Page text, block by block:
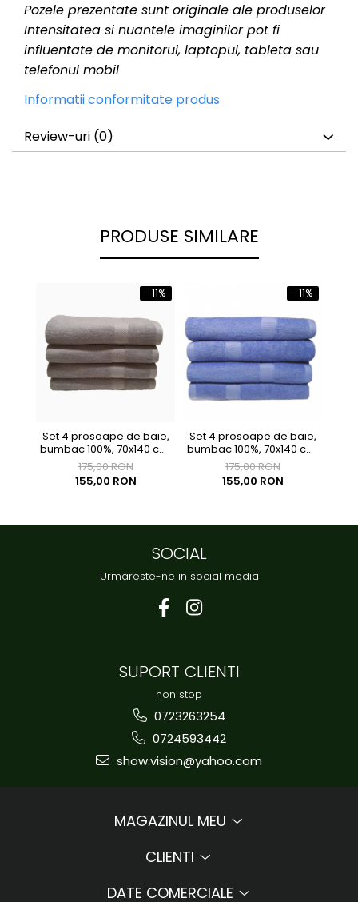
Pozele prezentate sunt originale ale produselor
Intensitatea si nuantele imaginilor pot fi
influentate de monitorul, laptopul, tableta sau
telefonul mobil
Informatii conformitate produs
Review-uri (0)
PRODUSE SIMILARE
-11%
Set 4 prosoape de baie,
bumbac 100%, 70x140 cm,
450 gr/mp, gri
175,00 RON
155,00 RON
-11%
Set 4 prosoape de baie,
bumbac 100%, 70x140 cm,
450 gr/mp, bleu inchis
175,00 RON
155,00 RON
SOCIAL
Urmareste-ne in social media
SUPORT CLIENTI
non stop
0723263254
0724593442
show.vision@yahoo.com
MAGAZINUL MEU
CLIENTI
DATE COMERCIALE